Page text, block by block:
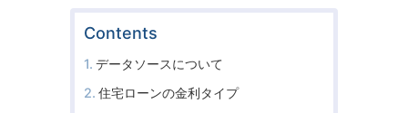
Contents
データソースについて
住宅ローンの金利タイプ